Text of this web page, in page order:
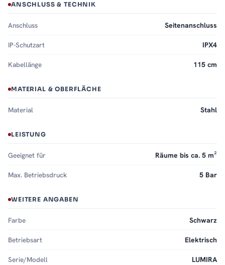
ANSCHLUSS & TECHNIK
Anschluss Seitenanschluss
IP-Schutzart IPX4
Kabellänge 115 cm
MATERIAL & OBERFLÄCHE
Material Stahl
LEISTUNG
Geeignet für Räume bis ca. 5 m²
Max. Betriebsdruck 5 Bar
WEITERE ANGABEN
Farbe Schwarz
Betriebsart Elektrisch
Serie/Modell LUMIRA